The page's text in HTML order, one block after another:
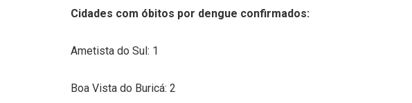
Cidades com óbitos por dengue confirmados:
Ametista do Sul: 1
Boa Vista do Buricá: 2